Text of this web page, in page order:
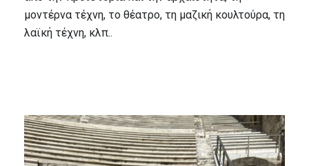
μοντέρνα τέχνη, το θέατρο, τη μαζική κουλτούρα, τη
λαϊκή τέχνη, κλπ..